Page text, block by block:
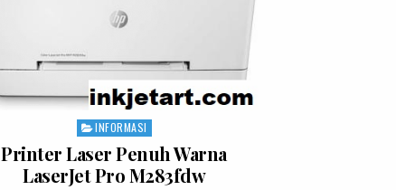
Posted
INFORMASI
Printer Laser Penuh Warna
LaserJet Pro M283fdw